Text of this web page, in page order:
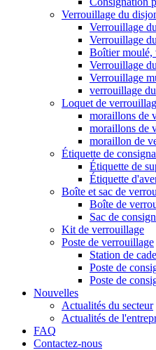
Verrouillage du
Verrouillage
Verrouillage
Boîtier moulé,
Verrouillage
Verrouillage
verrouillage
Loquet de
moraillons de
moraillons de
moraillon de
Étiquette de
Étiquette de
Étiquette
Boîte et sac de
Boîte de
Sac de
Kit de verrouillage
Poste de verrouillage
Station de
Poste de
Poste de
Nouvelles
Actualités du secteur
Actualités de
FAQ
Contactez-nous